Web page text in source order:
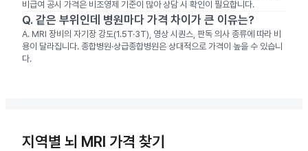
비급여 공시 가격은 비조영제 기준이 많아 상담 시 확인이 필요합니다.
Q. 같은 부위인데 병원마다 가격 차이가 큰 이유는?
A. MRI 장비의 자기장 강도(1.5T·3T), 영상 시퀀스, 판독 의사 종류에 따라 비
용이 달라집니다. 종합병원·상급종합병원은 상대적으로 가격이 높을 수 있습니
다.
지역별 뇌 MRI 가격 찾기